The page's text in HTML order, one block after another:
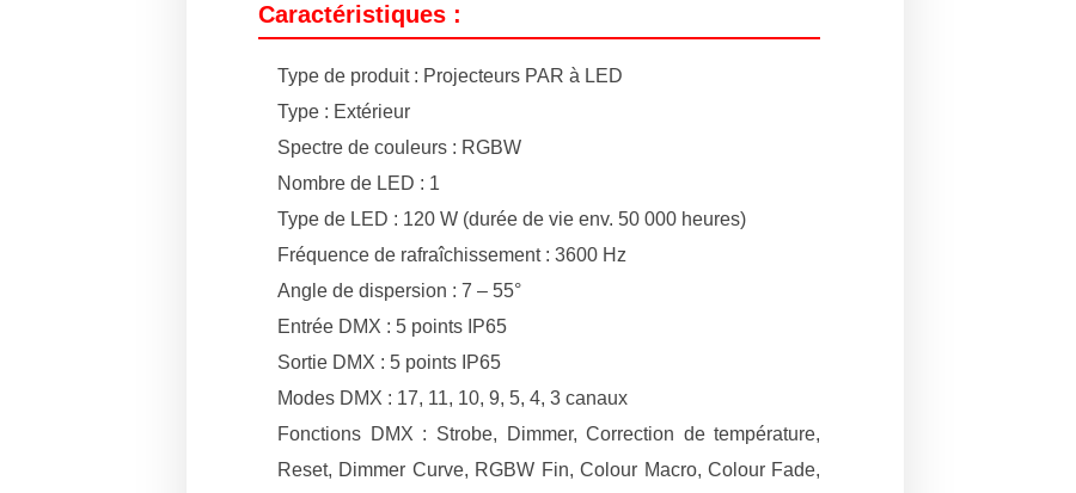
Caractéristiques :
Type de produit : Projecteurs PAR à LED
Type : Extérieur
Spectre de couleurs : RGBW
Nombre de LED : 1
Type de LED : 120 W (durée de vie env. 50 000 heures)
Fréquence de rafraîchissement : 3600 Hz
Angle de dispersion : 7 – 55°
Entrée DMX : 5 points IP65
Sortie DMX : 5 points IP65
Modes DMX : 17, 11, 10, 9, 5, 4, 3 canaux
Fonctions DMX : Strobe, Dimmer, Correction de température,
Reset, Dimmer Curve, RGBW Fin, Colour Macro, Colour Fade,